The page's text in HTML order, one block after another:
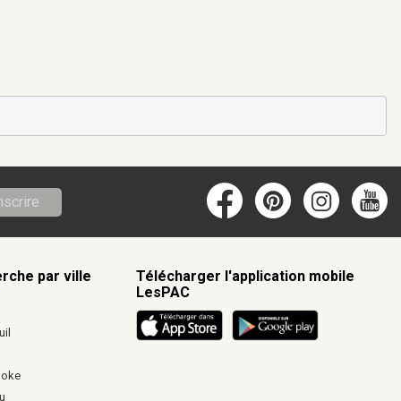
par ville
Télécharger l'application mobile
LesPAC